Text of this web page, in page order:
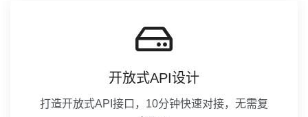
开放式API设计
打造开放式API接口，10分钟快速对接，无需复